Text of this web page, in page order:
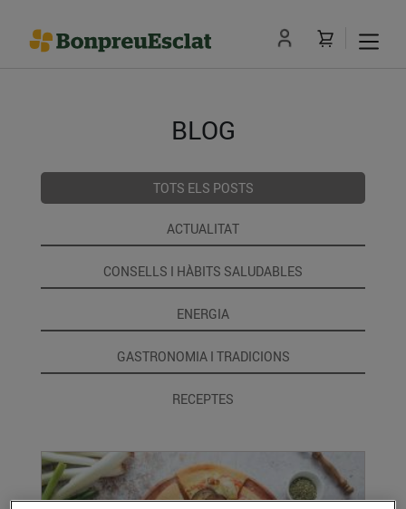
BLOG
TOTS ELS POSTS
ACTUALITAT
CONSELLS I HÀBITS SALUDABLES
ENERGIA
GASTRONOMIA I TRADICIONS
RECEPTES